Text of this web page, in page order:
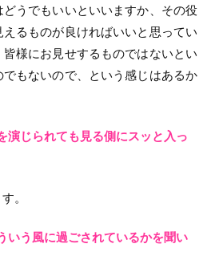
うでもいいといいますか、その役
るものが良ければいいと思ってい
様にお見せするものではないとい
もないので、という感じはあるか
じられても見る側にスッと入っ
。
いう風に過ごされているかを聞い